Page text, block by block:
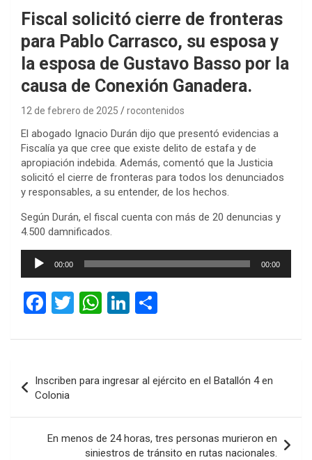
Fiscal solicitó cierre de fronteras
para Pablo Carrasco, su esposa y
la esposa de Gustavo Basso por la
causa de Conexión Ganadera.
12 de febrero de 2025 rocontenidos
El abogado Ignacio Durán dijo que presentó evidencias a
Fiscalía ya que cree que existe delito de estafa y de
apropiación indebida. Además, comentó que la Justicia
solicitó el cierre de fronteras para todos los denunciados
y responsables, a su entender, de los hechos.
Según Durán, el fiscal cuenta con más de 20 denuncias y
4.500 damnificados.
Reproductor
00:00 00:00
F
ce
o
o
k
T
tt
W
at
A
p
p
Li
ke
n
m
ar
tir
de
entradas
Inscriben para ingresar al ejército en el Batallón 4 en
Colonia
En menos de 24 horas, tres personas murieron en
siniestros de tránsito en rutas nacionales.